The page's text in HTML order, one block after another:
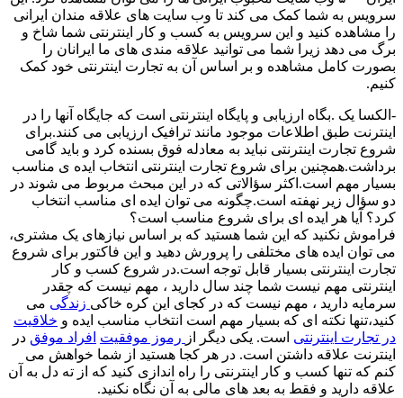
سرویس به شما کمک می کند تا وب سایت های علاقه مندان ایرانی
را مشاهده کنید و این سرویس به کسب و کار اینترنتی شما شاخ و
برگ می دهد زیرا شما می توانید علاقه مندی های ما ایرانان را
بصورت کامل مشاهده و بر اساس آن به تجارت اینترنتی خود کمک
کنیم.
-الکسا یک .بگاه ارزیابی و پایگاه اینترنتی است که جایگاه آنها را در
اینترنت طبق اطلاعات موجود مانند ترافیک ارزیابی می کنند.برای
شروع تجارت اینترنتی نباید به معادله فوق بسنده کرد و باید گامی
برداشت.همچنین برای شروع تجارت اینترنتی انتخاب ایده ی مناسب
بسیار مهم است.اکثر سؤالاتی که در این مبحث مربوط می شوند در
دو سؤال زیر نهفته است.چگونه می توان ایده ای مناسب انتخاب
کرد؟ آیا هر ایده ای برای شروع مناسب است؟
فراموش نکنید که این شما هستید که بر اساس نیازهای یک مشتری،
می توان ایده های مختلفی را پرورش دهید و این فاکتور برای شروع
تجارت اینترنتی بسیار قابل توجه است.در شروع کسب و کار
اینترنتی مهم نیست شما چند سال دارید ، مهم نیست که چقدر
سرمایه دارید ، مهم نیست که در کجای این کره خاکی زندگی می
کنید،تنها نکته ای که بسیار مهم است انتخاب مناسب ایده و خلاقیت
در تجارت اینترنتی است. یکی دیگر از رموز موفقیت افراد موفق در
اینترنت علاقه داشتن است. در هر کجا هستید از شما خواهش می
کنم که تنها کسب و کار اینترنتی را راه اندازی کنید که از ته دل به آن
علاقه دارید و فقط به بعد های مالی به آن نگاه نکنید.